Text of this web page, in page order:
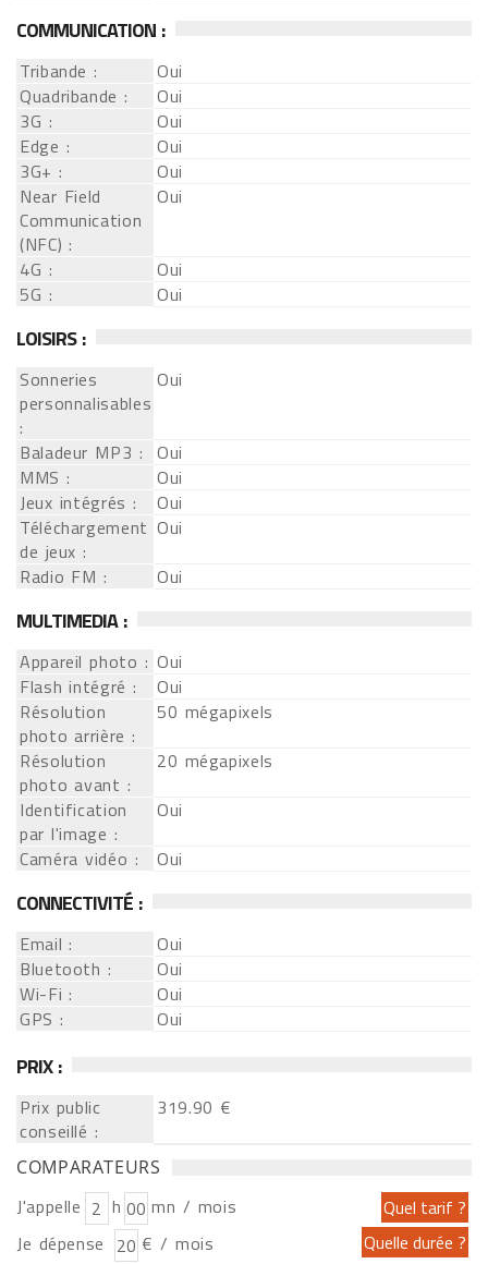
COMMUNICATION :
Tribande :
Oui
Quadribande :
Oui
3G :
Oui
Edge :
Oui
3G+ :
Oui
Near Field
Communication
(NFC) :
Oui
4G :
Oui
5G :
Oui
LOISIRS :
Sonneries
personnalisables
:
Oui
Baladeur MP3 : Oui
MMS :
Oui
Jeux intégrés :
Oui
Téléchargement
de jeux :
Oui
Radio FM :
Oui
MULTIMEDIA :
Appareil photo : Oui
Flash intégré :
Oui
Résolution
photo arrière :
50 mégapixels
Résolution
photo avant :
20 mégapixels
Identification
par l'image :
Oui
Caméra vidéo :
Oui
CONNECTIVITÉ :
Email :
Oui
Bluetooth :
Oui
Wi-Fi :
Oui
GPS :
Oui
PRIX :
Prix public
conseillé :
319.90 €
COMPARATEURS
J'appelle h
mn / mois
Je dépense
€ / mois